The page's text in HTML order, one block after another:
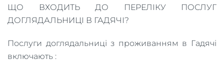
ЩО ВХОДИТЬ ДО ПЕРЕЛІКУ ПОСЛУГ
ДОГЛЯДАЛЬНИЦІ В ГАДЯЧІ?
Послуги доглядальниці з проживанням в Гадячі
включають :